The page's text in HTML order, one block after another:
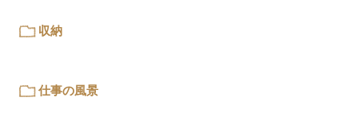
収納
仕事の風景